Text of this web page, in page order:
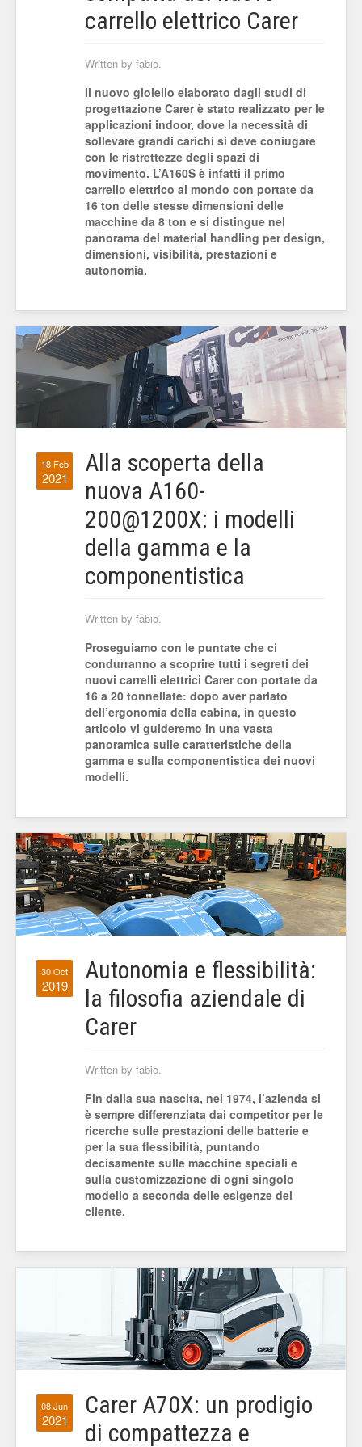
carrello elettrico Carer
Written by fabio.
Il nuovo gioiello elaborato dagli studi di
progettazione Carer è stato realizzato per le
applicazioni indoor, dove la necessità di
sollevare grandi carichi si deve coniugare
con le ristrettezze degli spazi di
movimento. L’A160S è infatti il primo
carrello elettrico al mondo con portate da
16 ton delle stesse dimensioni delle
macchine da 8 ton e si distingue nel
panorama del material handling per design,
dimensioni, visibilità, prestazioni e
autonomia.
18 Feb
2021
Alla scoperta della
nuova A160-
200@1200X: i modelli
della gamma e la
componentistica
Written by fabio.
Proseguiamo con le puntate che ci
condurranno a scoprire tutti i segreti dei
nuovi carrelli elettrici Carer con portate da
16 a 20 tonnellate: dopo aver parlato
dell’ergonomia della cabina, in questo
articolo vi guideremo in una vasta
panoramica sulle caratteristiche della
gamma e sulla componentistica dei nuovi
modelli.
30 Oct
2019
Autonomia e flessibilità:
la filosofia aziendale di
Carer
Written by fabio.
Fin dalla sua nascita, nel 1974, l’azienda si
è sempre differenziata dai competitor per le
ricerche sulle prestazioni delle batterie e
per la sua flessibilità, puntando
decisamente sulle macchine speciali e
sulla customizzazione di ogni singolo
modello a seconda delle esigenze del
cliente.
08 Jun
2021
Carer A70X: un prodigio
di compattezza e